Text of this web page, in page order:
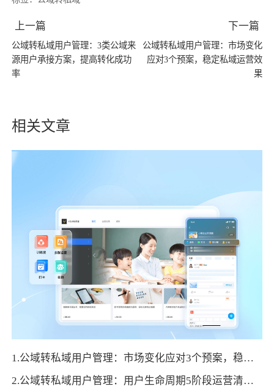
上一篇
公域转私域用户管理：3类公域来
源用户承接方案，提高转化成功
率
下一篇
公域转私域用户管理：市场变化
应对3个预案，稳定私域运营效
果
相关文章
1.公域转私域用户管理：市场变化应对3个预案，稳定私域运营效果
2.公域转私域用户管理：用户生命周期5阶段运营清单，直接套用提价值